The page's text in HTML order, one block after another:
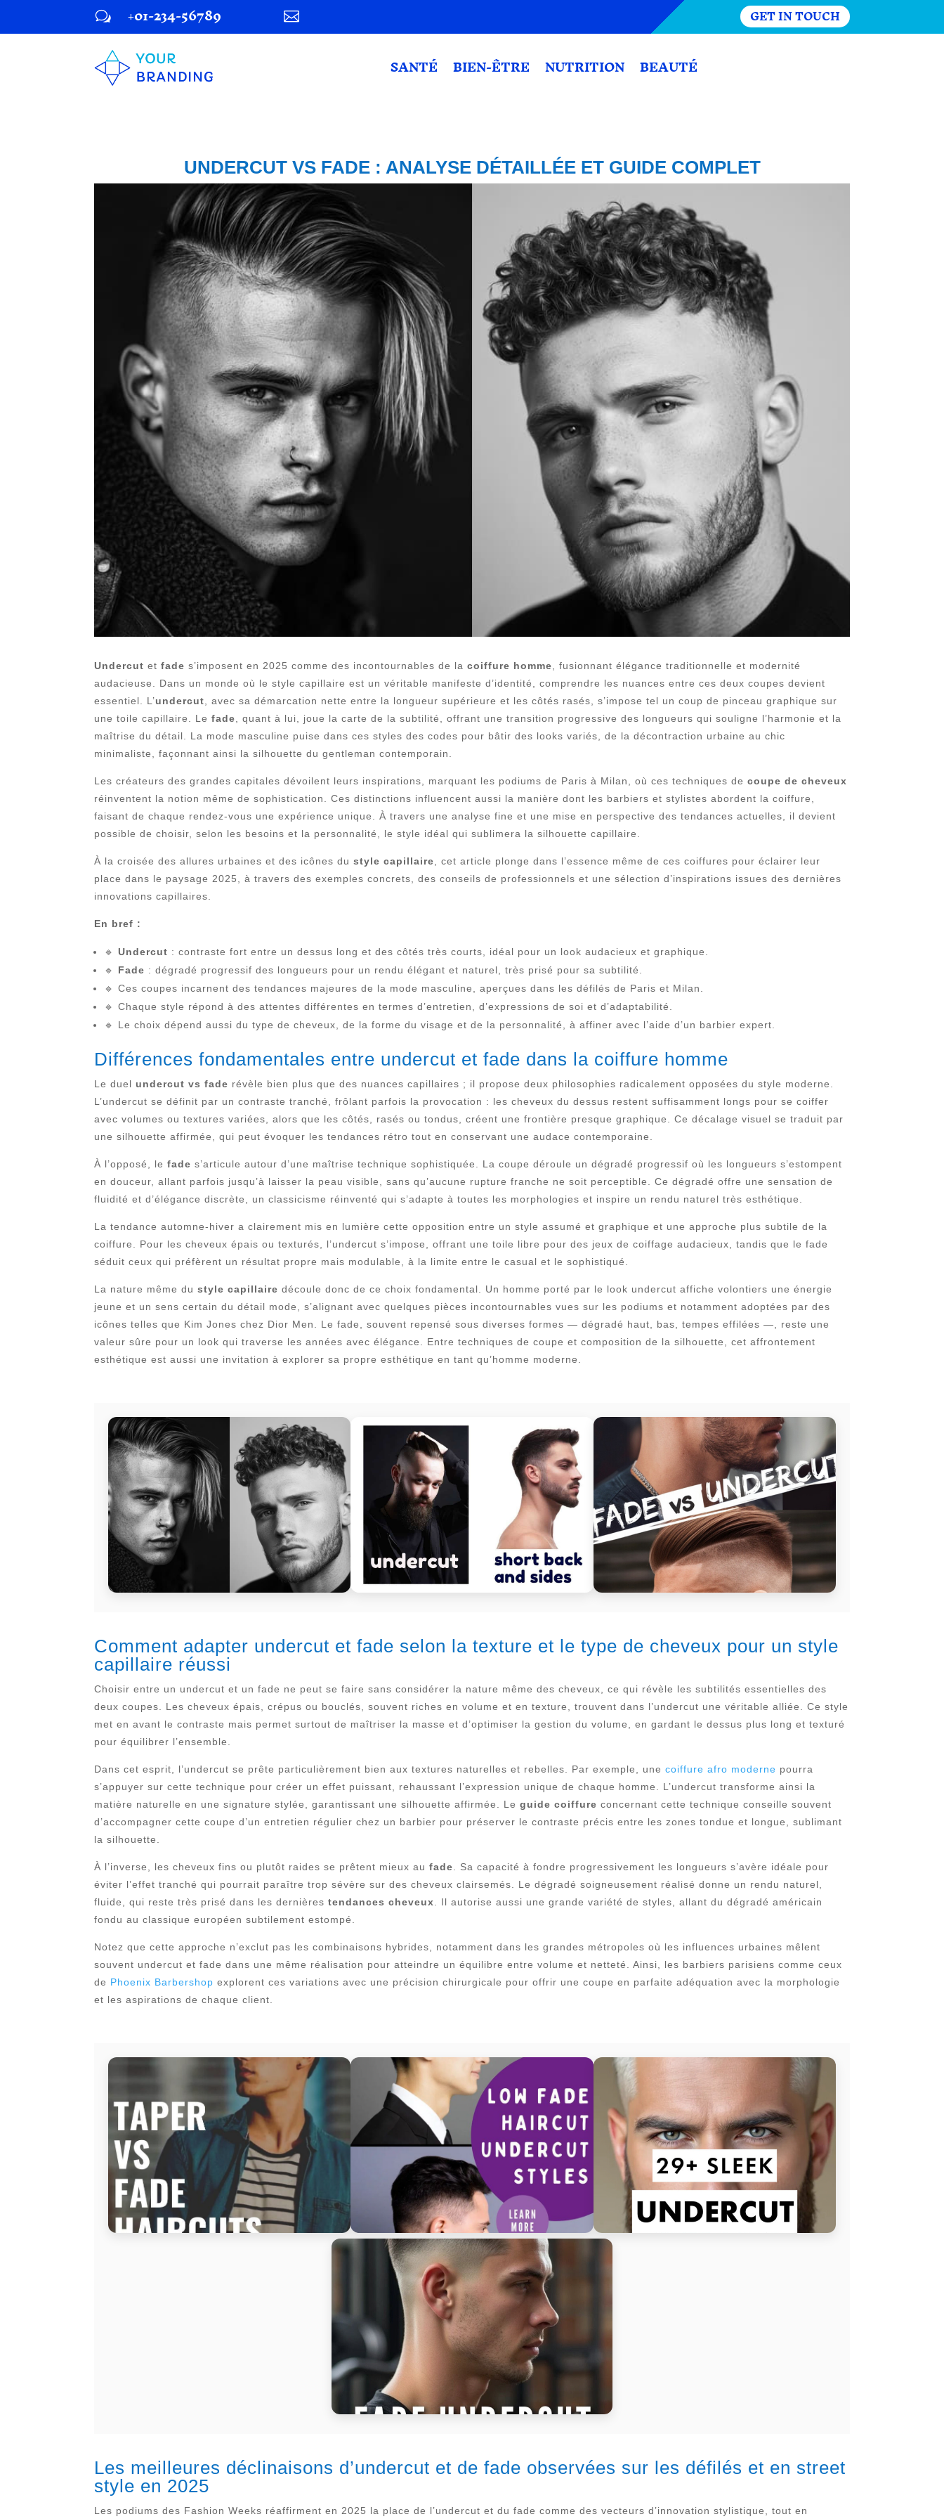
w +01-234-56789  GET IN TOUCH
SANTÉ BIEN-ÊTRE NUTRITION BEAUTÉ
UNDERCUT VS FADE : ANALYSE DÉTAILLÉE ET GUIDE COMPLET
Undercut etfade s’imposent en 2025 comme des incontournables de lacoiffure homme, fusionnant élégance traditionnelle et modernité
audacieuse. Dans un monde où le style capillaire est un véritable manifeste d’identité, comprendre les nuances entre ces deux coupes devient
essentiel. L’undercut, avec sa démarcation nette entre la longueur supérieure et les côtés rasés, s’impose tel un coup de pinceau graphique sur
une toile capillaire. Lefade, quant à lui, joue la carte de la subtilité, offrant une transition progressive des longueurs qui souligne l’harmonie et la
maîtrise du détail. La mode masculine puise dans ces styles des codes pour bâtir des looks variés, de la décontraction urbaine au chic
minimaliste, façonnant ainsi la silhouette du gentleman contemporain.
Les créateurs des grandes capitales dévoilent leurs inspirations, marquant les podiums de Paris à Milan, où ces techniques decoupe de cheveux
réinventent la notion même de sophistication. Ces distinctions influencent aussi la manière dont les barbiers et stylistes abordent la coiffure,
faisant de chaque rendez-vous une expérience unique. À travers une analyse fine et une mise en perspective des tendances actuelles, il devient
possible de choisir, selon les besoins et la personnalité, le style idéal qui sublimera la silhouette capillaire.
À la croisée des allures urbaines et des icônes dustyle capillaire, cet article plonge dans l’essence même de ces coiffures pour éclairer leur
place dans le paysage 2025, à travers des exemples concrets, des conseils de professionnels et une sélection d’inspirations issues des dernières
innovations capillaires.
En bref :
🔹Undercut : contraste fort entre un dessus long et des côtés très courts, idéal pour un look audacieux et graphique.
🔹 Fade : dégradé progressif des longueurs pour un rendu élégant et naturel, très prisé pour sa subtilité.
🔹 Ces coupes incarnent des tendances majeures de la mode masculine, aperçues dans les défilés de Paris et Milan.
🔹 Chaque style répond à des attentes différentes en termes d’entretien, d’expressions de soi et d’adaptabilité.
🔹 Le choix dépend aussi du type de cheveux, de la forme du visage et de la personnalité, à affiner avec l’aide d’un barbier expert.
Différences fondamentales entre undercut et fade dans la coiffure homme
Le duel undercut vs fade révèle bien plus que des nuances capillaires ; il propose deux philosophies radicalement opposées du style moderne.
L’undercut se définit par un contraste tranché, frôlant parfois la provocation : les cheveux du dessus restent suffisamment longs pour se coiffer
avec volumes ou textures variées, alors que les côtés, rasés ou tondus, créent une frontière presque graphique. Ce décalage visuel se traduit par
une silhouette affirmée, qui peut évoquer les tendances rétro tout en conservant une audace contemporaine.
À l’opposé, lefade s’articule autour d’une maîtrise technique sophistiquée. La coupe déroule un dégradé progressif où les longueurs s’estompent
en douceur, allant parfois jusqu’à laisser la peau visible, sans qu’aucune rupture franche ne soit perceptible. Ce dégradé offre une sensation de
fluidité et d’élégance discrète, un classicisme réinventé qui s’adapte à toutes les morphologies et inspire un rendu naturel très esthétique.
La tendance automne-hiver a clairement mis en lumière cette opposition entre un style assumé et graphique et une approche plus subtile de la
coiffure. Pour les cheveux épais ou texturés, l’undercut s’impose, offrant une toile libre pour des jeux de coiffage audacieux, tandis que le fade
séduit ceux qui préfèrent un résultat propre mais modulable, à la limite entre le casual et le sophistiqué.
La nature même dustyle capillaire découle donc de ce choix fondamental. Un homme porté par le look undercut affiche volontiers une énergie
jeune et un sens certain du détail mode, s’alignant avec quelques pièces incontournables vues sur les podiums et notamment adoptées par des
icônes telles que Kim Jones chez Dior Men. Le fade, souvent repensé sous diverses formes — dégradé haut, bas, tempes effilées —, reste une
valeur sûre pour un look qui traverse les années avec élégance. Entre techniques de coupe et composition de la silhouette, cet affrontement
esthétique est aussi une invitation à explorer sa propre esthétique en tant qu’homme moderne.
Comment adapter undercut et fade selon la texture et le type de cheveux pour un style
capillaire réussi
Choisir entre un undercut et un fade ne peut se faire sans considérer la nature même des cheveux, ce qui révèle les subtilités essentielles des
deux coupes. Les cheveux épais, crépus ou bouclés, souvent riches en volume et en texture, trouvent dans l’undercut une véritable alliée. Ce style
met en avant le contraste mais permet surtout de maîtriser la masse et d’optimiser la gestion du volume, en gardant le dessus plus long et texturé
pour équilibrer l’ensemble.
Dans cet esprit, l’undercut se prête particulièrement bien aux textures naturelles et rebelles. Par exemple, unecoiffure afro moderne pourra
s’appuyer sur cette technique pour créer un effet puissant, rehaussant l’expression unique de chaque homme. L’undercut transforme ainsi la
matière naturelle en une signature stylée, garantissant une silhouette affirmée. Leguide coiffure concernant cette technique conseille souvent
d’accompagner cette coupe d’un entretien régulier chez un barbier pour préserver le contraste précis entre les zones tondue et longue, sublimant
la silhouette.
À l’inverse, les cheveux fins ou plutôt raides se prêtent mieux aufade. Sa capacité à fondre progressivement les longueurs s’avère idéale pour
éviter l’effet tranché qui pourrait paraître trop sévère sur des cheveux clairsemés. Le dégradé soigneusement réalisé donne un rendu naturel,
fluide, qui reste très prisé dans les dernièrestendances cheveux. Il autorise aussi une grande variété de styles, allant du dégradé américain
fondu au classique européen subtilement estompé.
Notez que cette approche n’exclut pas les combinaisons hybrides, notamment dans les grandes métropoles où les influences urbaines mêlent
souvent undercut et fade dans une même réalisation pour atteindre un équilibre entre volume et netteté. Ainsi, les barbiers parisiens comme ceux
de Phoenix Barbershop explorent ces variations avec une précision chirurgicale pour offrir une coupe en parfaite adéquation avec la morphologie
et les aspirations de chaque client.
Les meilleures déclinaisons d’undercut et de fade observées sur les défilés et en street
style en 2025
Les podiums des Fashion Weeks réaffirment en 2025 la place de l’undercut et du fade comme des vecteurs d’innovation stylistique, tout en